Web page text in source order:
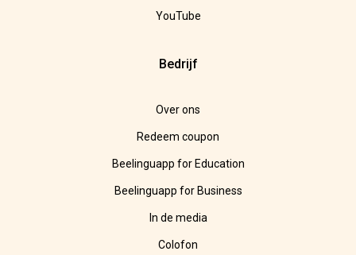
YouTube
Bedrijf
Over ons
Redeem coupon
Beelinguapp for Education
Beelinguapp for Business
In de media
Colofon